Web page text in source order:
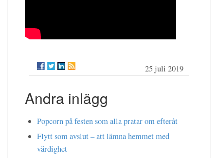
25 juli 2019
Andra inlägg
Popcorn på festen som alla pratar om efteråt
Flytt som avslut – att lämna hemmet med
värdighet